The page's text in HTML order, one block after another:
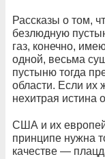
Рассказы о том,
безлюдную
газ, конечно,
одной, весьма
пустыню тогда
области. Если их
нехитрая истина
США и их
принципе нужна
качестве —